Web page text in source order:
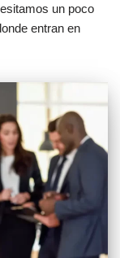
un poco
entran en